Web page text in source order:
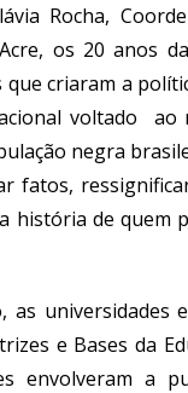
Rocha,
os 20 anos
criaram a
voltado ao
negra
fatos,
história de quem
as
e Bases da
envolveram a